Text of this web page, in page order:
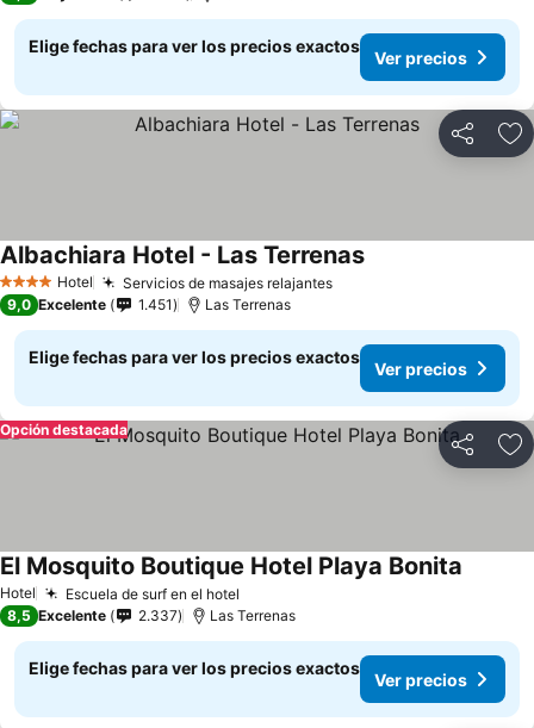
Elige fechas para ver los precios exactos
Ver precios
Compartir
4 EstrellasHotel Servicios de masajes relajantesVer precios
Albachiara Hotel - Las TerrenasVer precios
9,0 Excelente 1.451 Las Terrenas
Elige fechas para ver los precios exactos
Ver precios
Compartir
Opción destacada
Hotel Escuela de surf en el hotel
El Mosquito Boutique Hotel Playa Bonita
8,5 Excelente 2.337 Las Terrenas
Elige fechas para ver los precios exactos
Ver precios